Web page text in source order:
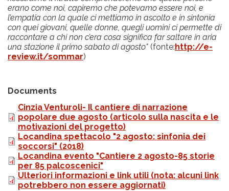
erano come noi, capiremo che potevamo essere noi, e
l’empatia con la quale ci mettiamo in ascolto e in sintonia
con quei giovani, quelle donne, quegli uomini ci permette di
raccontare a chi non c’era cosa significa far saltare in aria
una stazione il primo sabato di agosto" (fonte: http://e-
review.it/sommar)
Documents
Cinzia Venturoli- Il cantiere di narrazione
popolare due agosto (articolo sulla nascita e le
motivazioni del progetto)
Locandina spettacolo "2 agosto: sinfonia dei
soccorsi" (2018)
Locandina evento "Cantiere 2 agosto-85 storie
per 85 palcoscenici"
Ulteriori informazioni e link utili (nota: alcuni link
potrebbero non essere aggiornati)